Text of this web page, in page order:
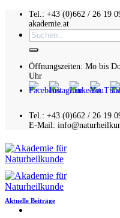
Zum
springen
Tel.: +43 (0)662 / 26 19
akademie.at
Suchen
nach:
Öffnungszeiten: Mo bis
Uhr
Tel.: +43 (0)662 / 26 19
E-Mail:
Aktuelle Beiträge